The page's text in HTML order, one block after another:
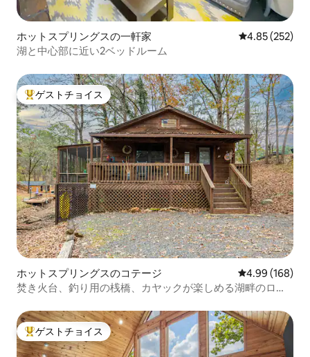
ホットスプリングスの一軒家 レビュー252
4.85 (252)
湖と中心部に近い2ベッドルーム
大好評のゲストチョイスです。
ゲストチョイス
ホットスプリングスのコテージ レビュー168
4.99 (168)
焚き火台、釣り用の桟橋、カヤックが楽しめる湖畔のログ
大好評のゲストチョイスです。
ゲストチョイス